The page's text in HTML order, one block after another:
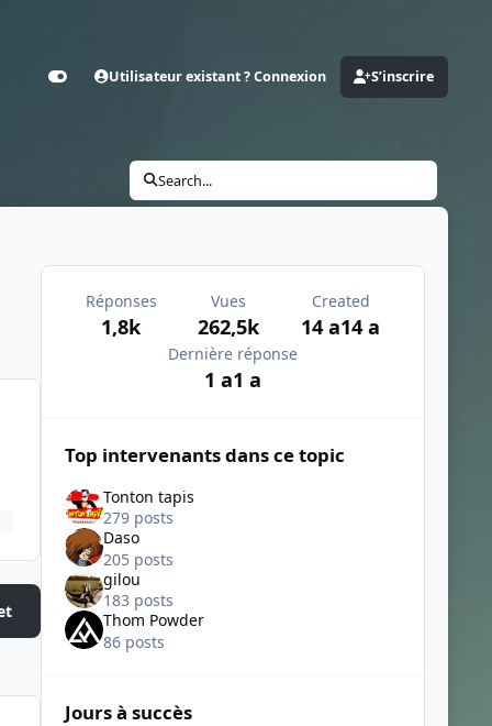
CustomizerUtilisateur existant ? Connexion S’inscrire
Search...
Réponses
1,8k
Vues
262,5k
Created
14 a14 a
Dernière réponse
1 a1 a
Top intervenants dans ce topic
Tonton tapis
279 posts
Daso
205 posts
gilou
183 posts
Thom Powder
86 posts
Jours à succès